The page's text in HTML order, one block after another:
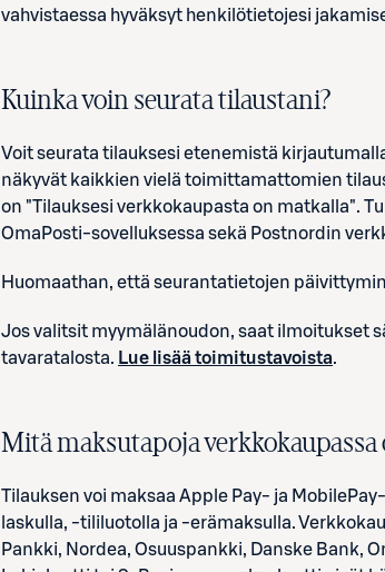
vahvistaessa hyväksyt henkilötietojesi
Kuinka voin seurata tilaustani?
Voit seurata tilauksesi etenemistä
näkyvät kaikkien vielä toimittamattomien
on "Tilauksesi verkkokaupasta on matkalla".
OmaPosti-sovelluksessa sekä Postnordin
Huomaathan, että seurantatietojen
Jos valitsit myymälänoudon, saat ilmoitukset
tavaratalosta. Lue lisää toimitustavoista.
Mitä maksutapoja verkkokaupassa
Tilauksen voi maksaa Apple Pay- ja
laskulla, -tililuotolla ja -erämaksulla.
Pankki, Nordea, Osuuspankki, Danske Bank,